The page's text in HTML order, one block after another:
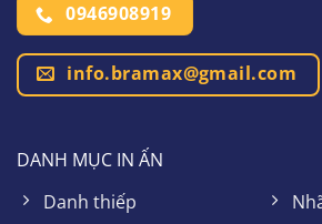
0946908919
info.bramax@gmail.com
DANH MỤC IN ẤN
Danh thiếp